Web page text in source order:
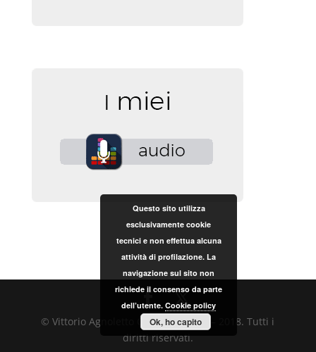
© Vittorio Agnoletto Copyright 2017 – 2018. Tutti i
diritti riservati.
Questo sito utilizza
esclusivamente cookie
tecnici e non effettua alcuna
attività di profilazione. La
navigazione sul sito non
richiede il consenso da parte
dell’utente. Cookie policy
Ok, ho capito